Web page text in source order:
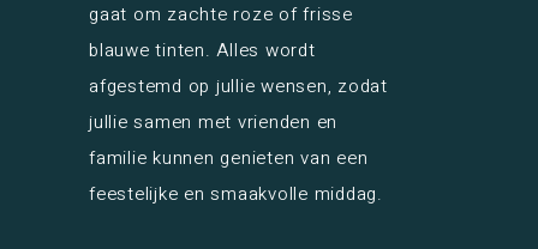
gaat om zachte roze of frisse
blauwe tinten. Alles wordt
afgestemd op jullie wensen, zodat
jullie samen met vrienden en
familie kunnen genieten van een
feestelijke en smaakvolle middag.